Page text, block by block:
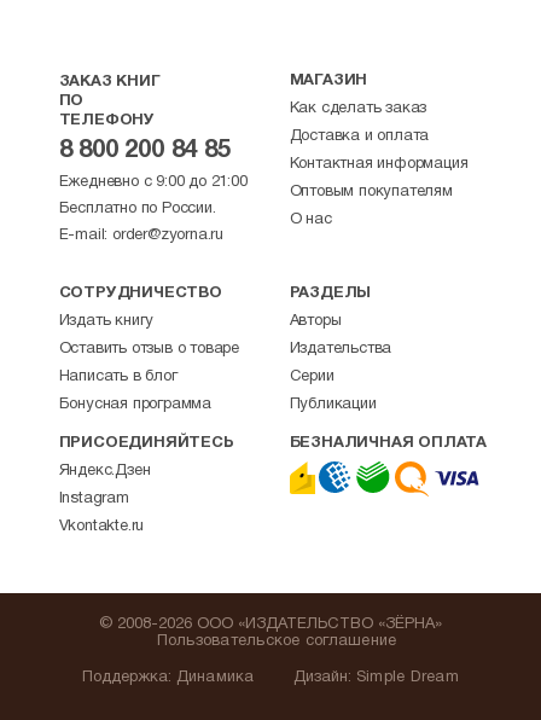
ЗАКАЗ КНИГ
ПО
ТЕЛЕФОНУ
8 800 200 84 85
Ежедневно с 9:00 до 21:00
Бесплатно по России.
E-mail: order@zyorna.ru
МАГАЗИН
Как сделать заказ
Доставка и оплата
Контактная информация
Оптовым покупателям
О нас
СОТРУДНИЧЕСТВО
Издать книгу
Оставить отзыв о товаре
Написать в блог
Бонусная программа
РАЗДЕЛЫ
Авторы
Издательства
Серии
Публикации
ПРИСОЕДИНЯЙТЕСЬ
Яндекс.Дзен
Instagram
Vkontakte.ru
БЕЗНАЛИЧНАЯ ОПЛАТА
Поддержка: Динамика
© 2008-2026 ООО «ИЗДАТЕЛЬСТВО «ЗЁРНА»
Пользовательское соглашение
Дизайн: Simple Dream